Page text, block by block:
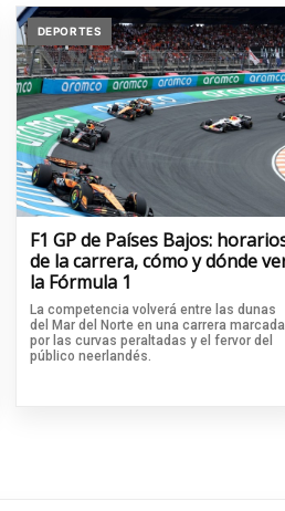
DEPORTES
F1 GP de Países Bajos:
de la carrera, cómo y dónde
la Fórmula 1
La competencia volverá entre las dunas
del Mar del Norte en una carrera marcada
por las curvas peraltadas y el fervor del
público neerlandés.